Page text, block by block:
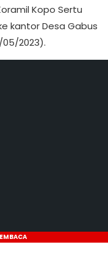
Kopo Sertu
kantor Desa Gabus
05/2023).